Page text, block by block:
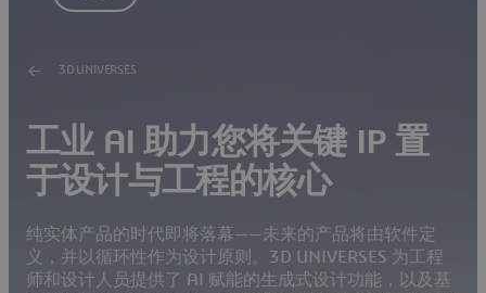
3D UNIVERSES
工业 AI 助力您将关键 IP 置
于设计与工程的核心
纯实体产品的时代即将落幕——未来的产品将由软件定
义，并以循环性作为设计原则。3D UNIVERSES 为工程
师和设计人员提供了 AI 赋能的生成式设计功能，以及基